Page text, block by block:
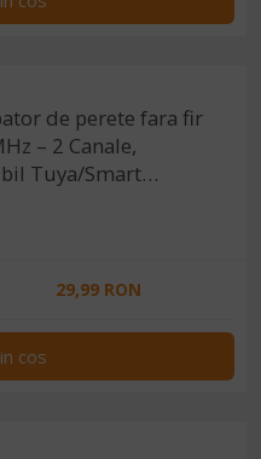
de perete fara fir
– 2 Canale,
Tuya/Smart
29,99 RON
cos